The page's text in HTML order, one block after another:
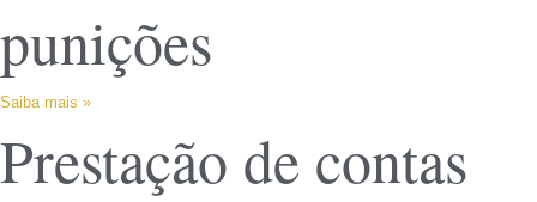
punições
Saiba mais »
Prestação de contas